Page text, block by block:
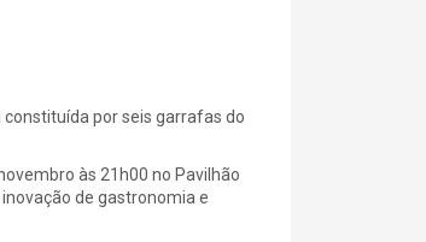
por seis garrafas do
às 21h00 no Pavilhão
de gastronomia e